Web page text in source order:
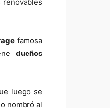
renovables
famosa
dueños
luego se
nombró al